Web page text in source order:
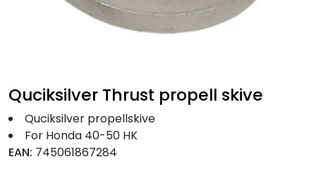
Quciksilver Thrust propell skive
Quciksilver propellskive
For Honda 40-50 HK
EAN: 745061867284
Fortøyning
Båtpleie/Opplag
Seil